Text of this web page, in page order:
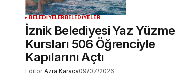
BELEDİYELER BELEDİYELER
İznik Belediyesi Yaz Yüzme
Kursları 506 Öğrenciyle
Kapılarını Açtı
Editör Azra Karaca09/07/2026